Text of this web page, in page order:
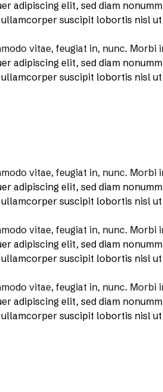
adipiscing elit, sed diam
suscipit lobortis nisl ut
vitae, feugiat in, nunc. Morbi
adipiscing elit, sed diam
suscipit lobortis nisl ut
vitae, feugiat in, nunc. Morbi
adipiscing elit, sed diam
suscipit lobortis nisl ut
vitae, feugiat in, nunc. Morbi
adipiscing elit, sed diam
suscipit lobortis nisl ut
vitae, feugiat in, nunc. Morbi
adipiscing elit, sed diam
suscipit lobortis nisl ut